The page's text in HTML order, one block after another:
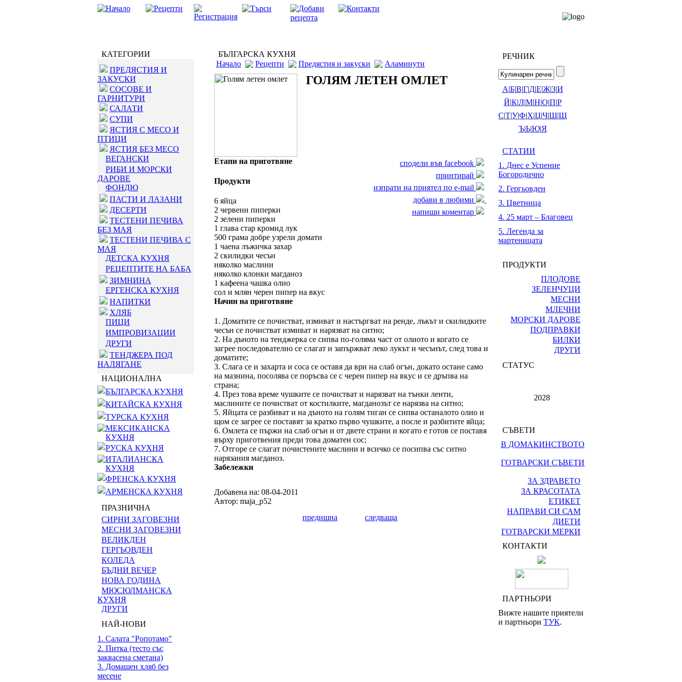
КАТЕГОРИИ
ПРЕДЯСТИЯ И
ЗАКУСКИ
СОСОВЕ И
ГАРНИТУРИ
САЛАТИ
СУПИ
ЯСТИЯ С МЕСО И
ПТИЦИ
ЯСТИЯ БЕЗ МЕСО
ВЕГАНСКИ
РИБИ И МОРСКИ
ДАРОВЕ
ФОНДЮ
ПАСТИ И ЛАЗАНИ
ДЕСЕРТИ
ТЕСТЕНИ ПЕЧИВА
БЕЗ МАЯ
ТЕСТЕНИ ПЕЧИВА С
МАЯ
ДЕТСКА КУХНЯ
РЕЦЕПТИТЕ НА БАБА
ЗИМНИНА
ЕРГЕНСКА КУХНЯ
НАПИТКИ
ХЛЯБ
ПИЦИ
ИМПРОВИЗАЦИИ
ДРУГИ
ТЕНДЖЕРА ПОД
НАЛЯГАНЕ
НАЦИОНАЛНА
БЪЛГАРСКА КУХНЯ
КИТАЙСКА КУХНЯ
ТУРСКА КУХНЯ
МЕКСИКАНСКА
КУХНЯ
РУСКА КУХНЯ
ИТАЛИАНСКА
КУХНЯ
ФРЕНСКА КУХНЯ
АРМЕНСКА КУХНЯ
ПРАЗНИЧНА
СИРНИ ЗАГОВЕЗНИ
МЕСНИ ЗАГОВЕЗНИ
ВЕЛИКДЕН
ГЕРГЬОВДЕН
КОЛЕДА
БЪДНИ ВЕЧЕР
НОВА ГОДИНА
МЮСЮЛМАНСКА
КУХНЯ
ДРУГИ
НАЙ-НОВИ
1. Салата "Ропотамо"
2. Питка (тесто със
заквасена сметана)
3. Домашен хляб без
месене
БЪЛГАРСКА КУХНЯ
Начало
Рецепти Предястия и закуски Аламинути
ГОЛЯМ ЛЕТЕН ОМЛЕТ
Етапи на приготвяне
Продукти
6 яйца
2 червени пиперки
2 зелени пиперки
1 глава стар кромид лук
500 грама добре узрели домати
1 чаена лъжичка захар
2 скилидки чесън
няколко маслини
няколко клонки магданоз
1 кафеена чашка олио
сол и млян черен пипер на вкус
сподели във facebook
принтирай
изпрати на приятел по e-mail
добави в любими
напиши коментар
Начин на приготвяне
1. Доматите се почистват, измиват и настъргват на ренде, лъкът и скилидките
чесън се почистват измиват и нарязват на ситно;
2. На дъното на тенджерка се сипва по-голяма част от олиото и когато се
загрее последователно се слагат и запържват леко лукът и чесънът, след това и
доматите;
3. Слага се и захарта и соса се оставя да ври на слаб огън, докато остане само
на мазнина, посолява се поръсва се с черен пипер на вкус и се дръпва на
страна;
4. През това време чушките се почистват и нарязват на тънки ленти,
маслините се почистват от костилките, магданозът се нарязва на ситно;
5. Яйцата се разбиват и на дъното на голям тиган се сипва останалото олио и
щом се загрее се поставят за кратко първо чушките, а после и разбитите яйца;
6. Омлета се пържи на слаб огън и от двете страни и когато е готов се поставя
върху приготвения преди това доматен сос;
7. Отгоре се слагат почистените маслини и всичко се посипва със ситно
нарязания магданоз.
Забележки
Добавена на: 08-04-2011
Автор: maja_p52
предишна
следваща
РЕЧНИК
А|Б|В|Г|Д|Е|Ж|З|И
Й|К|Л|М|Н|О|П|Р
С|Т|У|Ф|Х|Ц|Ч|Ш|Щ
Ъ|Ь|Ю|Я
СТАТИИ
1. Днес е Успение
Богородично
2. Гергьовден
3. Цветница
4. 25 март – Благовец
5. Легенда за
мартеницата
ПРОДУКТИ
ПЛОДОВЕ
ЗЕЛЕНЧУЦИ
МЕСНИ
МЛЕЧНИ
МОРСКИ ДАРОВЕ
ПОДПРАВКИ
БИЛКИ
ДРУГИ
СТАТУС
2028
СЪВЕТИ
В ДОМАКИНСТВОТО
ГОТВАРСКИ СЪВЕТИ
ЗА ЗДРАВЕТО
ЗА КРАСОТАТА
ЕТИКЕТ
НАПРАВИ СИ САМ
ДИЕТИ
ГОТВАРСКИ МЕРКИ
КОНТАКТИ
ПАРТНЬОРИ
Вижте нашите приятели
и партньори ТУК.